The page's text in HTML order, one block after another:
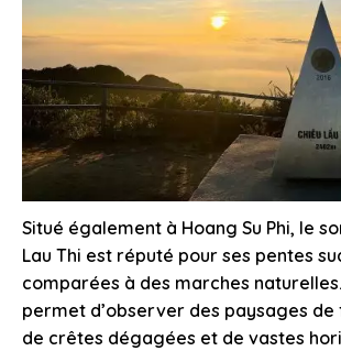
Situé également à Hoang Su Phi, le
Lau Thi est réputé pour ses pentes
comparées à des marches
permet d’observer des paysages de
de crêtes dégagées et de vastes